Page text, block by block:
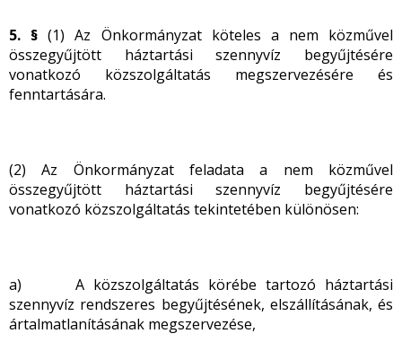
5. §(1) Az Önkormányzat köteles a nem közművel
összegyűjtött háztartási szennyvíz begyűjtésére
vonatkozó közszolgáltatás megszervezésére és
fenntartására.
(2) Az Önkormányzat feladata a nem közművel
összegyűjtött háztartási szennyvíz begyűjtésére
vonatkozó közszolgáltatás tekintetében különösen:
a) A közszolgáltatás körébe tartozó háztartási
szennyvíz rendszeres begyűjtésének, elszállításának, és
ártalmatlanításának megszervezése,